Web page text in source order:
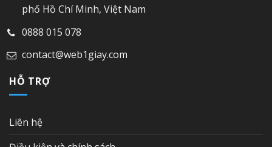
phố Hồ Chí Minh, Việt Nam
0888 015 078
contact@web1giay.com
HỖ TRỢ
Liên hệ